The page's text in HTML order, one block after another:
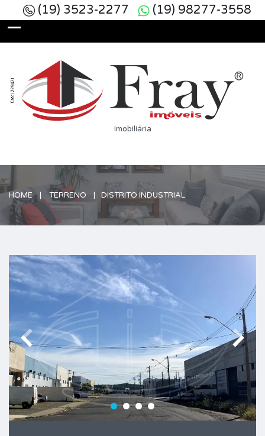
(19) 98277-3558
(19) 3523-2277
Imobiliária
HOME TERRENO DISTRITO INDUSTRIAL